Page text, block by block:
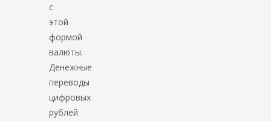
с
этой
формой
валюты.
Денежные
переводы
цифровых
рублей